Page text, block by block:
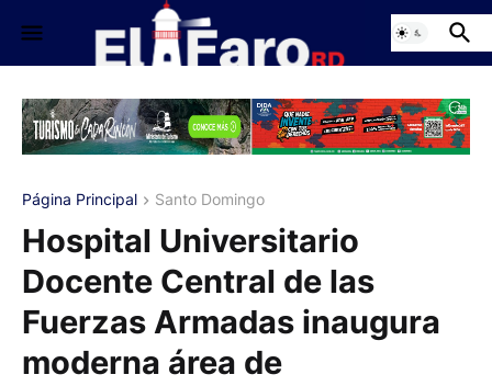
Página Principal Santo Domingo
Hospital Universitario
Docente Central de las
Fuerzas Armadas inaugura
moderna área de